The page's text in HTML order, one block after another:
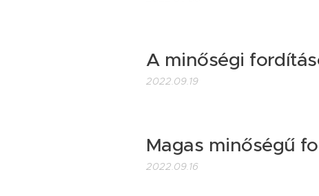
A minőségi
2022.09.19
Magas minőségű
2022.09.16